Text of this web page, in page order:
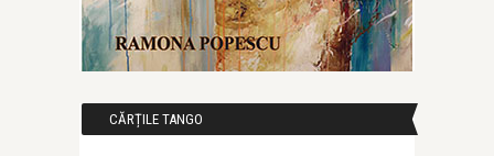
CĂRȚILE TANGO